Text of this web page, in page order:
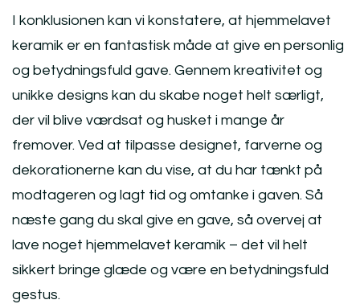
I konklusionen kan vi konstatere, at hjemmelavet
keramik er en fantastisk måde at give en personlig
og betydningsfuld gave. Gennem kreativitet og
unikke designs kan du skabe noget helt særligt,
der vil blive værdsat og husket i mange år
fremover. Ved at tilpasse designet, farverne og
dekorationerne kan du vise, at du har tænkt på
modtageren og lagt tid og omtanke i gaven. Så
næste gang du skal give en gave, så overvej at
lave noget hjemmelavet keramik – det vil helt
sikkert bringe glæde og være en betydningsfuld
gestus.